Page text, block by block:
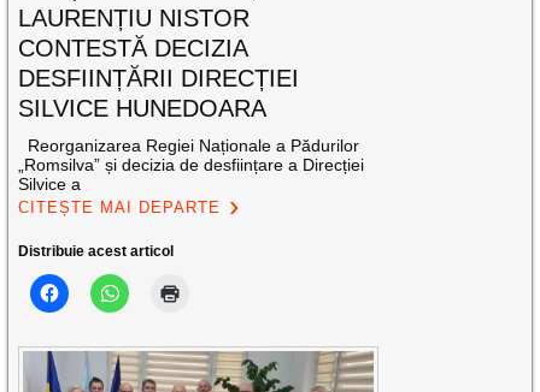
LAURENȚIU NISTOR
CONTESTĂ DECIZIA
DESFIINȚĂRII DIRECȚIEI
SILVICE HUNEDOARA
Reorganizarea Regiei Naționale a Pădurilor
„Romsilva” și decizia de desființare a Direcției
Silvice a
CITEȘTE MAI DEPARTE
Distribuie acest articol